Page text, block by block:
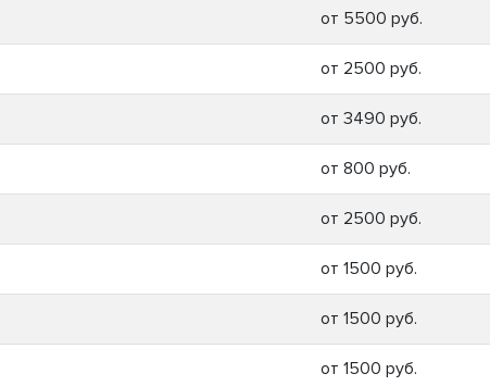
от 5500 руб.
от 2500 руб.
от 3490 руб.
от 800 руб.
от 2500 руб.
от 1500 руб.
от 1500 руб.
от 1500 руб.